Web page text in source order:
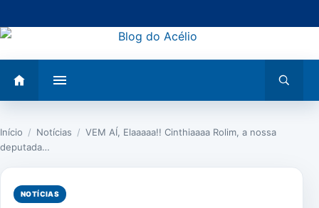
para
conteúdo
menu
busca
Início / Notícias / VEM AÍ, Elaaaaa!! Cinthiaaaa Rolim, a nossa
deputada…
NOTÍCIAS